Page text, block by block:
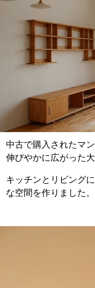
中古で購入されたマ
伸びやかに広がった
キッチンとリビング
な空間を作りました。